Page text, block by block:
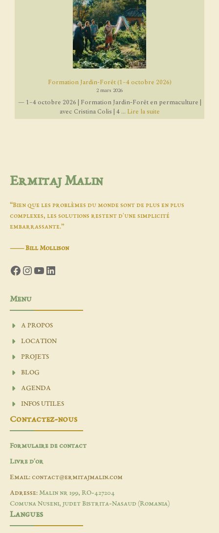
Formation Jardin-Forêt (1–4 octobre 2026)
2 mars 2026
— 1–4 octobre 2026 | Formation Jardin-Forêt en permaculture |
avec Cristina Colis | 4 ... Lire la suite
Ermitaj Malin
“Bien que les problèmes du monde sont de plus en plus
complexes, les solutions restent d'une simplicité
embarrassante.”
―Bill Mollison
Facebook
Instagram
YouTube
LinkedIn
Menu
A PROPOS
LOCATION
PROJETS
BLOG
AGENDA
INFOS UTILES
Contactez-nous
Formulaire de contact
Livre d'or
Email: contact@ermitajmalin.com
Adresse: Malin nr 199, RO-427204
Comuna Nuseni, judet Bistrita-Nasaud (Romania)
Langues